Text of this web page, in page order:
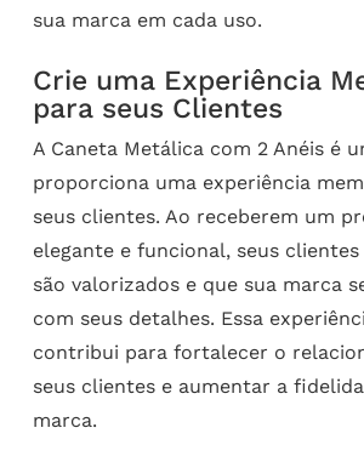
sua marca em cada uso.
Crie uma Experiência
para seus Clientes
A Caneta Metálica com 2 Anéis é
proporciona uma experiência
seus clientes. Ao receberem um
elegante e funcional, seus
são valorizados e que sua marca
com seus detalhes. Essa
contribui para fortalecer o
seus clientes e aumentar a
marca.